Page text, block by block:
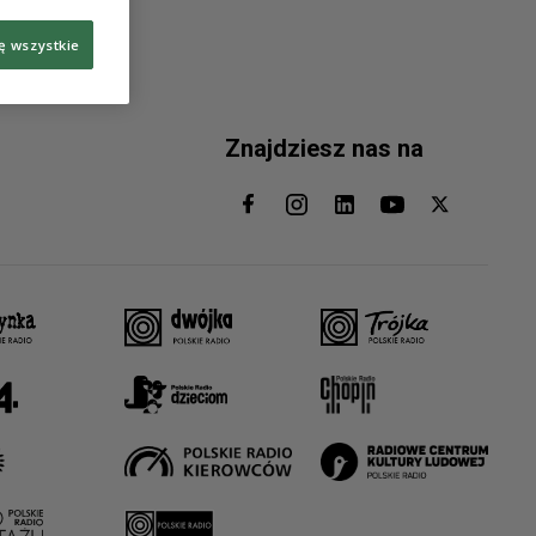
Znajdziesz nas na
wszystkie